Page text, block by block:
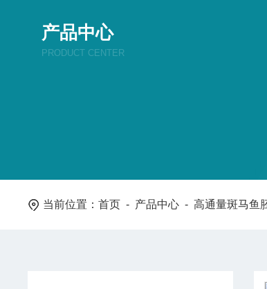
产品中心
PRODUCT CENTER
当前位置：首页 - 产品中心 -高通量斑马鱼